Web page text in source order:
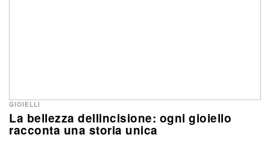
La bellezza dellincisione: ogni gioiello
racconta una storia unica
GIOIELLI